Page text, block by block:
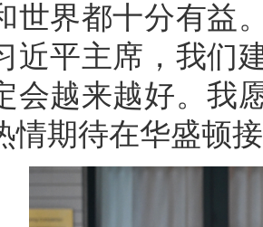
世界都十分有益
近平主席，我们
会越来越好。我
情期待在华盛顿